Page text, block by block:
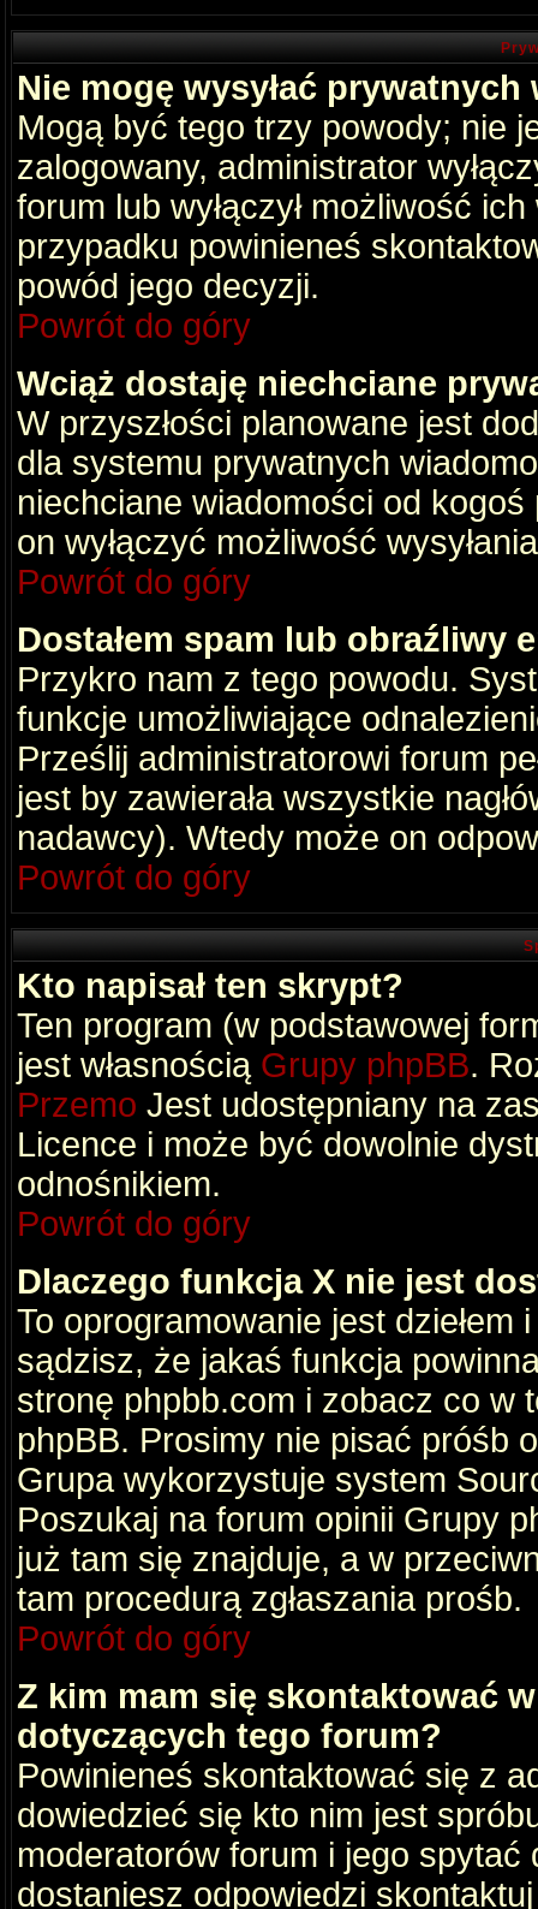
Nie mogę wysyłać
Mogą być tego trzy powody; nie
zalogowany, administrator
forum lub wyłączył możliwość
przypadku powinieneś
powód jego decyzji.
Powrót do góry
Wciąż dostaję niechciane
W przyszłości planowane jest
dla systemu prywatnych
niechciane wiadomości od
on wyłączyć możliwość
Powrót do góry
Dostałem spam lub obraźliwy
Przykro nam z tego powodu.
funkcje umożliwiające
Prześlij administratorowi forum
jest by zawierała wszystkie
nadawcy). Wtedy może on
Powrót do góry
Kto napisał ten skrypt?
Ten program (w podstawowej
jest własnością Grupy phpBB.
Przemo Jest udostępniany na
Licence i może być dowolnie
odnośnikiem.
Powrót do góry
Dlaczego funkcja X nie jest
To oprogramowanie jest dziełem
sądzisz, że jakaś funkcja
stronę phpbb.com i zobacz co w
phpBB. Prosimy nie pisać próśb
Grupa wykorzystuje system
Poszukaj na forum opinii Grupy
już tam się znajduje, a w
tam procedurą zgłaszania prośb.
Powrót do góry
Z kim mam się skontaktować
dotyczących tego forum?
Powinieneś skontaktować się z
dowiedzieć się kto nim jest
moderatorów forum i jego
dostaniesz odpowiedzi